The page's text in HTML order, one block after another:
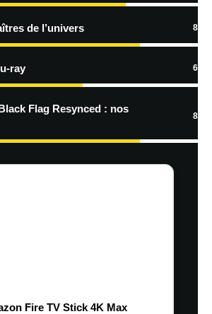
de l’univers 8
ray 6
Flag Resynced : nos
8
Fire TV Stick 4K Max